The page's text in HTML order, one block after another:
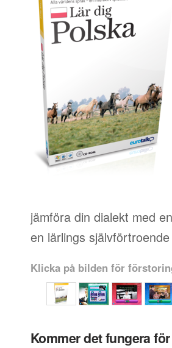
jämföra din dialekt med
en lärlings
Klicka på bilden för
Kommer det fungera